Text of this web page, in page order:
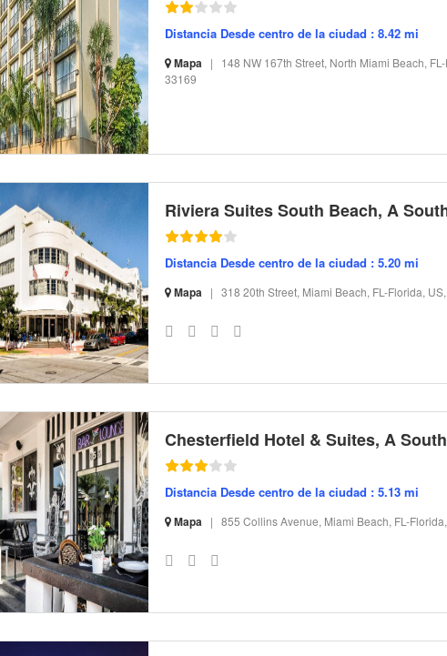
Distancia Desde centro de la ciudad : 8.42 mi
Mapa | 148 NW 167th Street, North Miami Beach,
33169
Distancia Desde centro de la ciudad : 5.20 mi
Mapa | 318 20th Street, Miami Beach, FL-Florida,
Distancia Desde centro de la ciudad : 5.13 mi
Mapa | 855 Collins Avenue, Miami Beach, FL-